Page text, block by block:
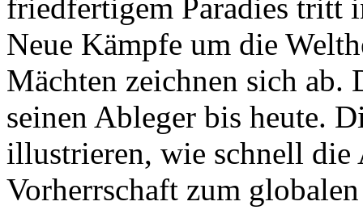
friedfertigem Paradies tritt
Neue Kämpfe um die
Mächten zeichnen sich
seinen Ableger bis heute.
illustrieren, wie schnell die
Vorherrschaft zum